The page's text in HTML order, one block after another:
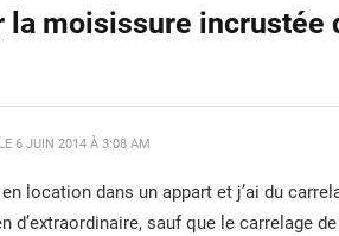
la moisissure incrustée
LE 6 JUIN 2014 À 3:08 AM
location dans un appart et j’ai du
d’extraordinaire, sauf que le carrelage